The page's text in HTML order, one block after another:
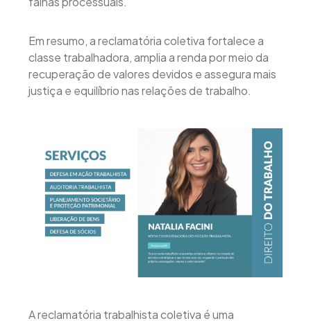
Em resumo, a reclamatória coletiva fortalece a
classe trabalhadora, amplia a renda por meio da
recuperação de valores devidos e assegura mais
justiça e equilíbrio nas relações de trabalho.
A reclamatória trabalhista coletiva é uma